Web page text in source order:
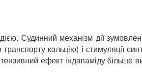
дією. Судинний механізм дії
кальцію) і стимуляції
ефект індапаміду